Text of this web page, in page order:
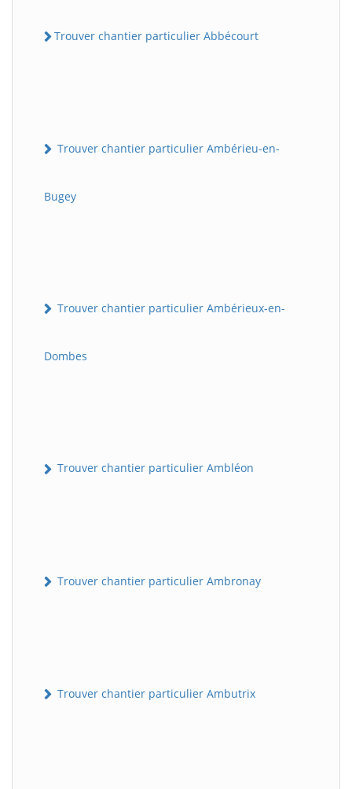
Trouver chantier particulier Abbécourt
Trouver chantier particulier Ambérieu-en-
Bugey
Trouver chantier particulier Ambérieux-en-
Dombes
Trouver chantier particulier Ambléon
Trouver chantier particulier Ambronay
Trouver chantier particulier Ambutrix